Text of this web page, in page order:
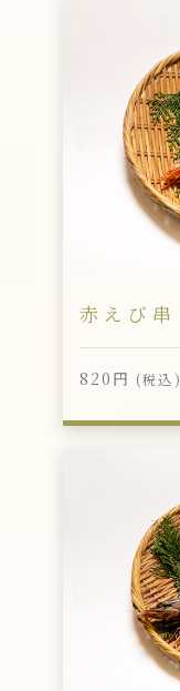
赤えび串
820円 (税込)